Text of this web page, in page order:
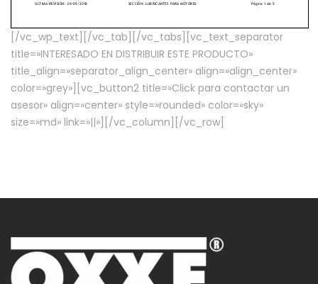
[/vc_wp_text][/vc_tab][/vc_tabs][vc_text_separator
title=»INTERESADO EN DISTRIBUIR ESTE PRODUCTO»
title_align=»separator_align_center» align=»align_center»
color=»grey»][vc_button2 title=»Click para contactar un
asesor» align=»center» style=»rounded» color=»sky»
size=»md» link=»||»][/vc_column][/vc_row]